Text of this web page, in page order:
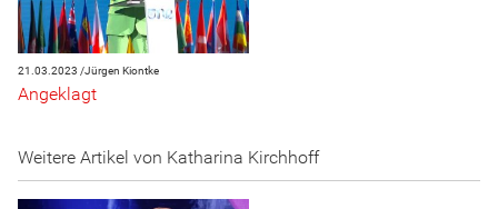
21.03.2023 /Jürgen Kiontke
Angeklagt
Weitere Artikel von Katharina Kirchhoff